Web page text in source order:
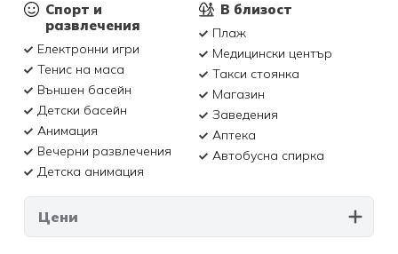
Спорт и
развлечения
Електронни игри
Тенис на маса
Външен басейн
Детски басейн
Анимация
Вечерни развлечения
Детска анимация
В близост
Плаж
Медицински център
Такси стоянка
Магазин
Заведения
Аптека
Автобусна спирка
Цени